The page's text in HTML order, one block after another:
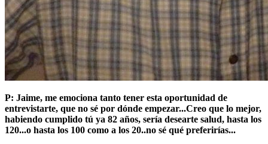
P: Jaime, me emociona tanto tener esta oportunidad de
entrevistarte, que no sé por dónde empezar...Creo que lo mejor,
habiendo cumplido tú ya 82 años, sería desearte salud, hasta los
120...o hasta los 100 como a los 20..no sé qué preferirías...